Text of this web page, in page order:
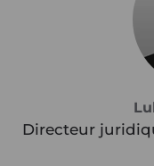
Directeur